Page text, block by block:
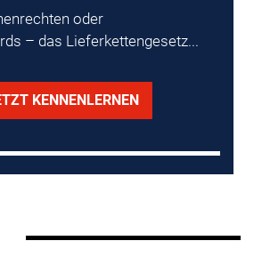
oder
– das Lieferkettengesetz...
KENNENLERNEN